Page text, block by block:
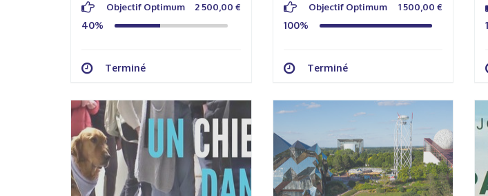
Objectif Optimum 2 500,00 €
40%
Terminé
Objectif Optimum 1 500,00 €
100%
Terminé